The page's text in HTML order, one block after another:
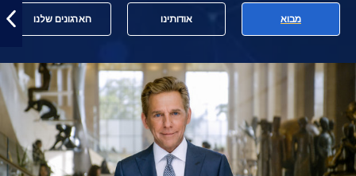
מבוא אודותינו הארגונים שלנו